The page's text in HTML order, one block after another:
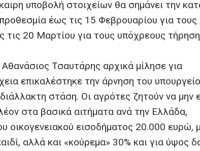
υποβολή στοιχείων θα σημάνει την
έως τις 15 Φεβρουαρίου για
τις 20 Μαρτίου για τους υπόχρεους
Τσαυτάρης αρχικά μίλησε για
επικαλέστηκε την άρνηση του
στάση. Οι αγρότες ζητούν να μην
στα βασικά αιτήματα ανά την Ελλάδα,
οικογενειακού εισοδήματος 20.000 ευρώ,
αλλά και «κούρεμα» 30% και για ύψος